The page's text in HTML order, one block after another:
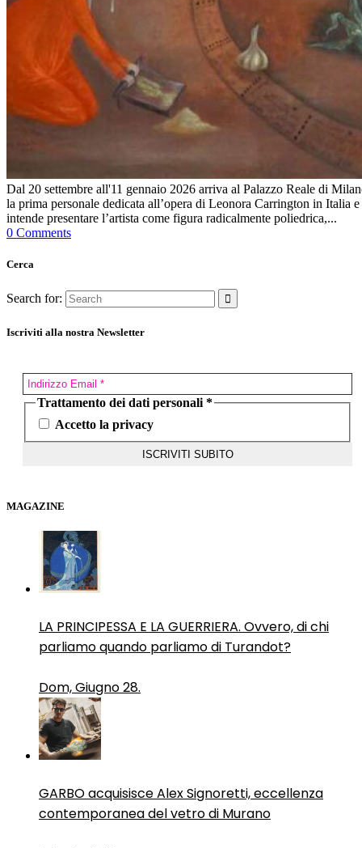
Dal 20 settembre all'11 gennaio 2026 arriva al Palazzo Reale di
la prima personale dedicata all’opera di Leonora Carrington in Italia e
intende presentare l’artista come figura radicalmente poliedrica,...
0 Comments
Cerca
Search for:
Iscriviti alla nostra Newsletter
Trattamento dei dati personali*
Accetto la privacy
MAGAZINE
LA PRINCIPESSA E LA GUERRIERA. Ovvero, di chi
parliamo quando parliamo di Turandot?
Dom, Giugno 28.
GARBO acquisisce Alex Signoretti, eccellenza
contemporanea del vetro di Murano